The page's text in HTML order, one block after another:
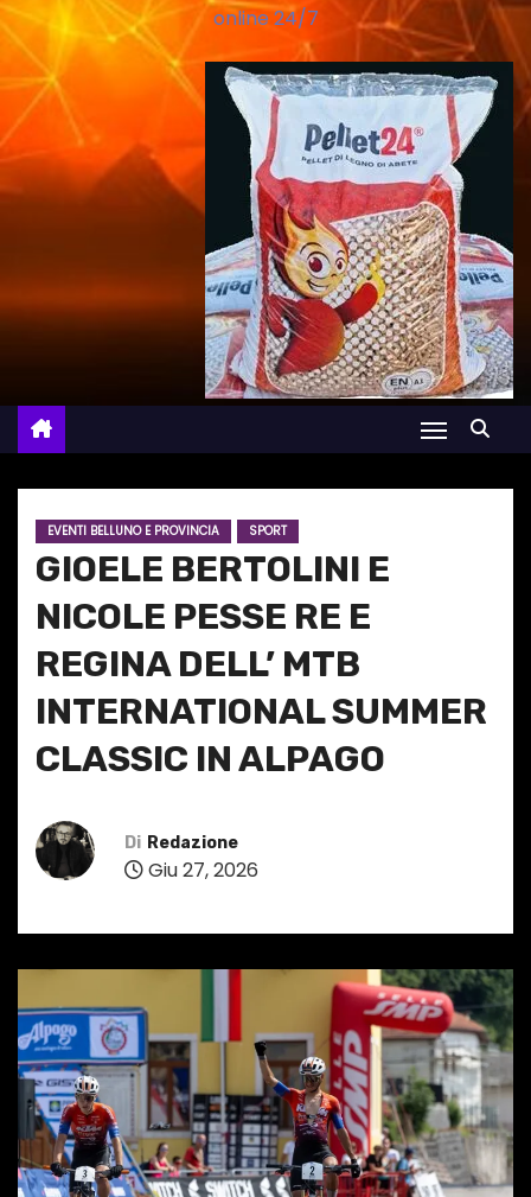
online 24/7
EVENTI BELLUNO E PROVINCIA SPORT
GIOELE BERTOLINI E
NICOLE PESSE RE E
REGINA DELL’ MTB
INTERNATIONAL SUMMER
CLASSIC IN ALPAGO
Di Redazione
Giu 27, 2026